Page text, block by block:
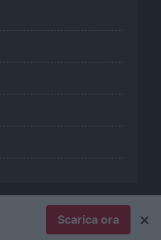
Scarica ora ×